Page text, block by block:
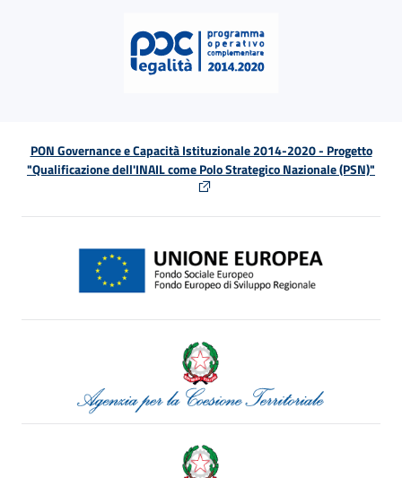
PON Governance e Capacità Istituzionale 2014-2020 - Progetto
"Qualificazione dell'INAIL come Polo Strategico Nazionale (PSN)"